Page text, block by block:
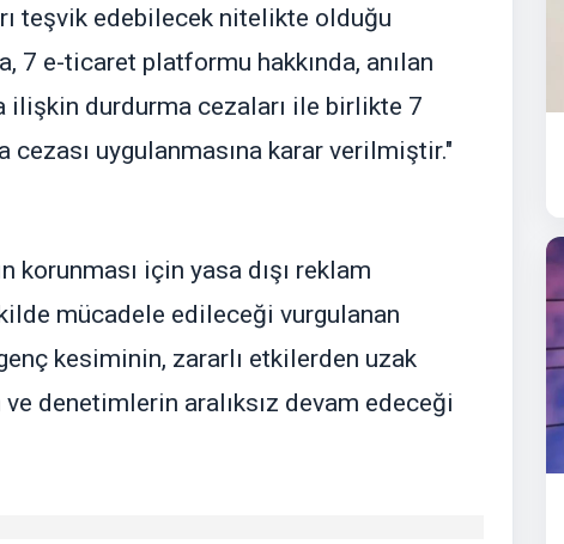
teşvik edebilecek nitelikte olduğu
7 e-ticaret platformu hakkında, anılan
ilişkin durdurma cezaları ile birlikte 7
uygulanmasına karar verilmiştir."
korunması için yasa dışı reklam
mücadele edileceği vurgulanan
kesiminin, zararlı etkilerden uzak
denetimlerin aralıksız devam edeceği